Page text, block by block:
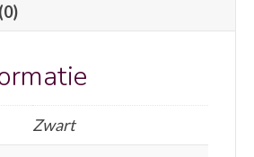
Zwart